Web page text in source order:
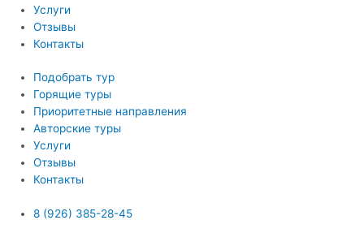
Услуги
Отзывы
Контакты
Подобрать тур
Горящие туры
Приоритетные направления
Авторские туры
Услуги
Отзывы
Контакты
8 (926) 385-28-45